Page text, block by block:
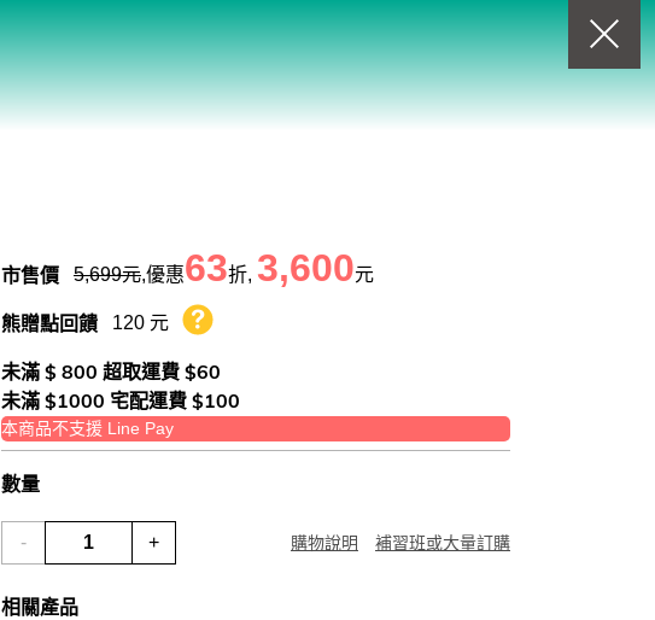
購物車0商品
回上一頁
市售價 5,699元,優惠63折, 3,600元
熊贈點回饋 120 元 熊贈點回饋辦法
未滿 $ 800 超取運費 $60
未滿 $1000 宅配運費 $100
本商品不支援 Line Pay
數量
- + 購物說明 補習班或大量訂購
相關產品